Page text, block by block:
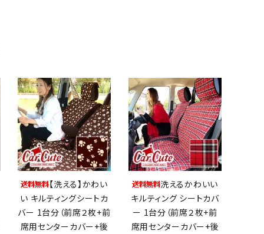
【洗える】かわい
い キルティングシートカ
バー 1台分（前席２枚+前
席用センターカバー+後
洗えるかわいい
キルティング シートカバ
ー 1台分（前席２枚+前
席用センターカバー+後